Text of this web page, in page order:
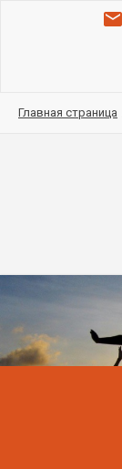
Главная страница